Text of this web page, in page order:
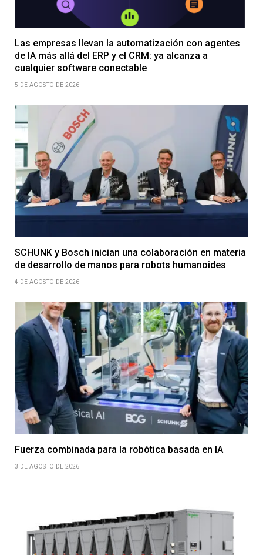
Las empresas llevan la automatización con agentes
de IA más allá del ERP y el CRM: ya alcanza a
cualquier software conectable
5 DE AGOSTO DE 2026
SCHUNK y Bosch inician una colaboración en materia
de desarrollo de manos para robots humanoides
4 DE AGOSTO DE 2026
Fuerza combinada para la robótica basada en IA
3 DE AGOSTO DE 2026